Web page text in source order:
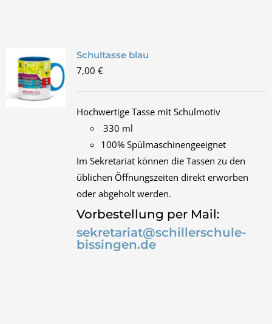
Schultasse blau
7,00 €
Hochwertige Tasse mit Schulmotiv
330 ml
100% Spülmaschinengeeignet
Im Sekretariat können die Tassen zu den
üblichen Öffnungszeiten direkt erworben
oder abgeholt werden.
Vorbestellung per Mail:
sekretariat@schillerschule-
bissingen.de